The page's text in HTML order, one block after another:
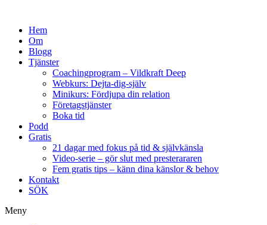
Hem
Om
Blogg
Tjänster
Coachingprogram – Vildkraft Deep
Webkurs: Dejta-dig-själv
Minikurs: Fördjupa din relation
Företagstjänster
Boka tid
Podd
Gratis
21 dagar med fokus på tid & självkänsla
Video-serie – gör slut med presterararen
Fem gratis tips – känn dina känslor & behov
Kontakt
SÖK
Meny